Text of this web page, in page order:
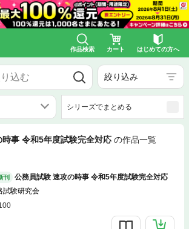
作品検索 カート はじめての方へ
絞り込み
シリーズでまとめる
事 令和5年度試験完全対応 の作品一覧
刊
公務員試験 速攻の時事 令和5年度試験完全対応
試験研究会